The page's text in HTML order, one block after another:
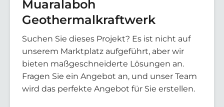
Muaralaboh
Geothermalkraftwerk
Suchen Sie dieses Projekt? Es ist nicht auf
unserem Marktplatz aufgeführt, aber wir
bieten maßgeschneiderte Lösungen an.
Fragen Sie ein Angebot an, und unser Team
wird das perfekte Angebot für Sie erstellen.